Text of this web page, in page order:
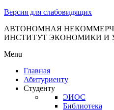
Версия для слабовидящих
АВТОНОМНАЯ
ИНСТИТУТ ЭКОНОМИКИ И
Menu
Главная
Абитуриенту
Студенту
ЭИОС
Библиотека